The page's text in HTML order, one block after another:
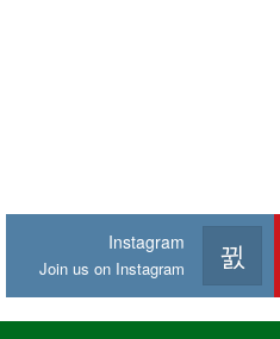
Instagram
Join us on Instagram